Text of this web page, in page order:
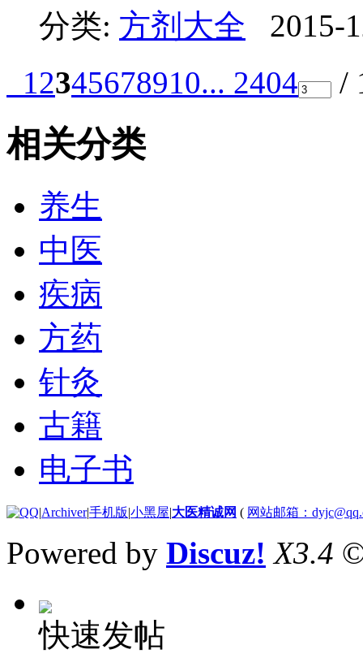
分类: 方剂大全
2015-
12345678910... 2404 /
相关分类
养生
中医
疾病
方药
针灸
古籍
电子书
|Archiver|手机版|小黑屋|大医精诚网 ( 网站邮箱：
Powered by Discuz! X3.4
快速发帖